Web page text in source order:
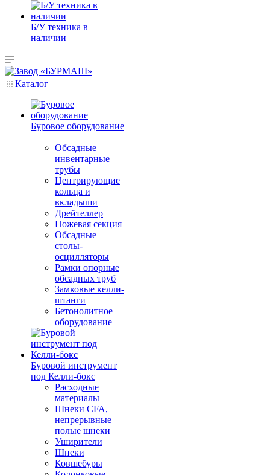
Б/У техника в
наличии
Каталог
Буровое оборудование
Обсадные
инвентарные
трубы
Центрирующие
кольца и
вкладыши
Дрейтеллер
Ножевая секция
Обсадные
столы-
осцилляторы
Рамки опорные
обсадных труб
Замковые келли-
штанги
Бетонолитное
оборудование
Буровой инструмент
под Келли-бокс
Расходные
материалы
Шнеки CFA,
непрерывные
полые шнеки
Уширители
Шнеки
Ковшебуры